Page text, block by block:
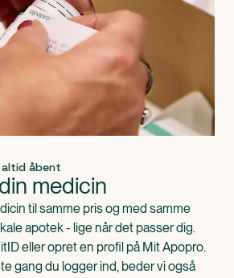
åbent
medicin
til samme pris og med samme
apotek - lige når det passer dig.
eller opret en profil på Mit Apopro.
gang du logger ind, beder vi også